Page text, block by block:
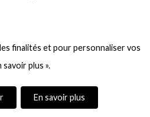
finalités et pour personnaliser vos
En savoir plus
interrogatoire suffisent.
!